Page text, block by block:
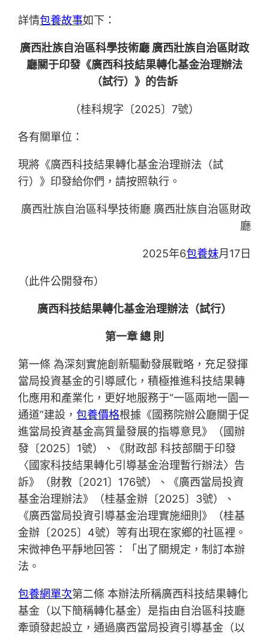
詳情包養故事如下：
廣西壯族自治區科學技術廳 廣西壯族自治區財政
廳關于印發《廣西科技結果轉化基金治理辦法
（試行）》的告訴
（桂科規字〔2025〕7號）
各有關單位：
現將《廣西科技結果轉化基金治理辦法（試
行）》印發給你們，請按照執行。
廣西壯族自治區科學技術廳 廣西壯族自治區財政
廳
2025年6包養妹月17日
（此件公開發布）
廣西科技結果轉化基金治理辦法（試行）
第一章 總 則
第一條 為深刻實施創新驅動發展戰略，充足發揮
當局投資基金的引導感化，積極推進科技結果轉
化應用和產業化，更好地服務于“一區兩地一園一
通道”建設，包養價格根據《國務院辦公廳關于促
進當局投資基金高質量發展的指導意見》（國辦
發〔2025〕1號）、《財政部 科技部關于印發
〈國家科技結果轉化引導基金治理暫行辦法〉告
訴》（財教〔2021〕176號）、《廣西當局投資
基金治理辦法》（桂基金辦〔2025〕3號）、
《廣西當局投資引導基金治理實施細則》（桂基
金辦〔2025〕4號）等有出現在家鄉的社區裡。
宋微神色平靜地回答：「出了關規定，制訂本辦
法。
包養網單次第二條 本辦法所稱廣西科技結果轉化
基金（以下簡稱轉化基金）是指由自治區科技廳
牽頭發起設立，通過廣西當局投資引導基金（以